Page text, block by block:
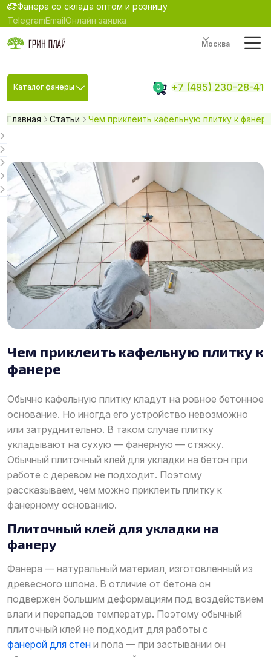
Фанера со склада оптом и розницу
TelegramEmailОнлайн заявка
Москва
Каталог фанеры 0 +7 (495) 230-28-41
Главная Статьи Чем приклеить кафельную плитку к
Чем приклеить кафельную плитку к
фанере
Обычно кафельную плитку кладут на ровное бетонное
основание. Но иногда его устройство невозможно
или затруднительно. В таком случае плитку
укладывают на сухую — фанерную — стяжку.
Обычный плиточный клей для укладки на бетон при
работе с деревом не подходит. Поэтому
рассказываем, чем можно приклеить плитку к
фанерному основанию.
Плиточный клей для укладки на
фанеру
Фанера — натуральный материал, изготовленный из
древесного шпона. В отличие от бетона он
подвержен большим деформациям под воздействием
влаги и перепадов температур. Поэтому обычный
плиточный клей не подходит для работы с
фанерой для стен и пола — при застывании он